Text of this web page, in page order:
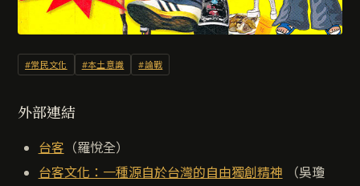
#常民文化 #本土意識 #論戰
外部連結
台客 （羅悅全）
台客文化：一種源自於台灣的自由獨創精神 （吳瓊